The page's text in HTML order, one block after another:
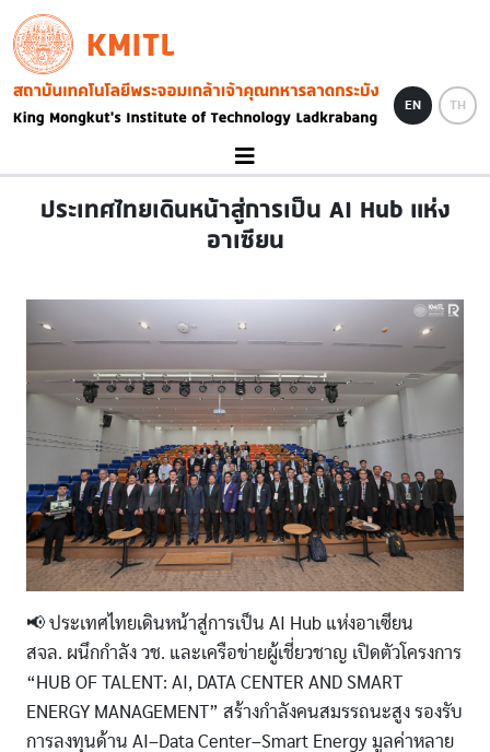
Skip to main content
KMITL
Image
EN TH
ประเทศไทยเดินหน้าสู่การเป็น AI Hub แห่ง
อาเซียน
📢 ประเทศไทยเดินหน้าสู่การเป็น AI Hub แห่งอาเซียน
สจล. ผนึกกำลัง วช. และเครือข่ายผู้เชี่ยวชาญ เปิดตัวโครงการ
“HUB OF TALENT: AI, DATA CENTER AND SMART
ENERGY MANAGEMENT” สร้างกำลังคนสมรรถนะสูง รองรับ
การลงทุนด้าน AI–Data Center–Smart Energy มูลค่าหลาย